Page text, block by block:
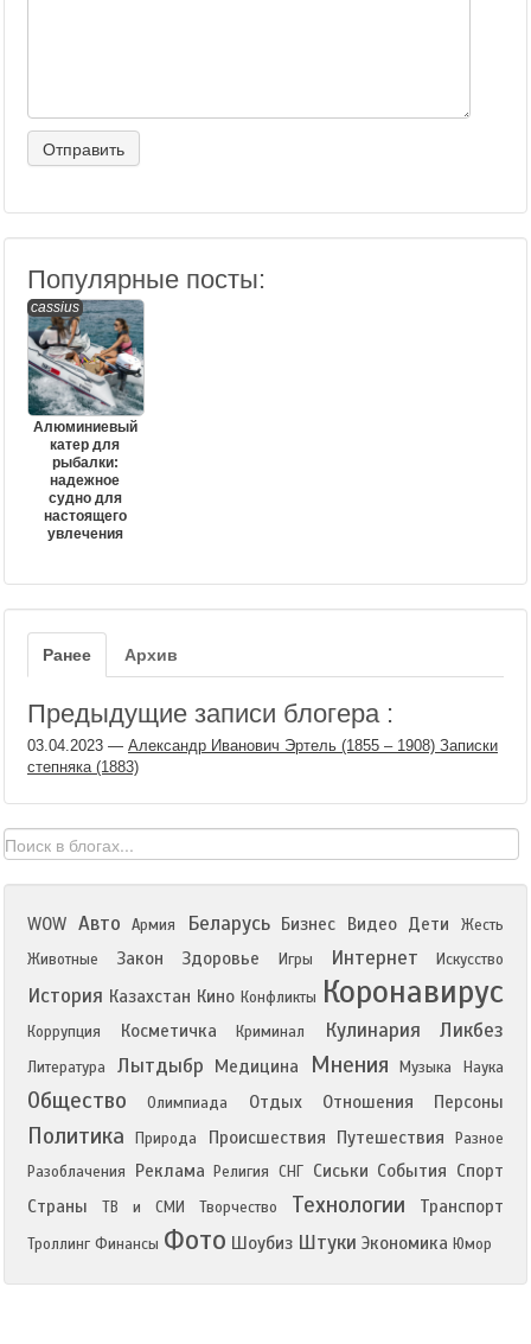
Популярные посты:
cassius
Алюминиевый
катер для
рыбалки:
надежное
судно для
настоящего
увлечения
Ранее Архив
Предыдущие записи блогера :
03.04.2023 — Александр Иванович Эртель (1855 – 1908) Записки
степняка (1883)
WOW Авто Армия Беларусь Бизнес Видео Дети
Жесть
Животные
Закон Здоровье Игры Интернет Искусство
История Казахстан Кино Конфликты Коронавирус
Коррупция Косметичка Криминал Кулинария Ликбез
Литература Лытдыбр Медицина Мнения Музыка Наука
Общество Олимпиада Отдых Отношения Персоны
Политика Природа Происшествия Путешествия
Разное
Разоблачения
Реклама Религия СНГ Сиськи События Спорт
Страны
ТВ и СМИ Творчество Технологии Транспорт
Троллинг Финансы Фото Шоубиз Штуки Экономика Юмор